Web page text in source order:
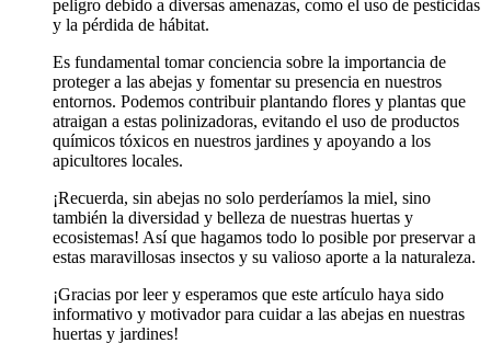
peligro debido a diversas amenazas, como el uso de pesticidas
y la pérdida de hábitat.
Es fundamental tomar conciencia sobre la importancia de
proteger a las abejas y fomentar su presencia en nuestros
entornos. Podemos contribuir plantando flores y plantas que
atraigan a estas polinizadoras, evitando el uso de productos
químicos tóxicos en nuestros jardines y apoyando a los
apicultores locales.
¡Recuerda, sin abejas no solo perderíamos la miel, sino
también la diversidad y belleza de nuestras huertas y
ecosistemas! Así que hagamos todo lo posible por preservar a
estas maravillosas insectos y su valioso aporte a la naturaleza.
¡Gracias por leer y esperamos que este artículo haya sido
informativo y motivador para cuidar a las abejas en nuestras
huertas y jardines!